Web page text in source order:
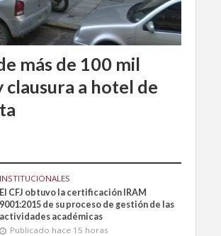
más de 100 mil
clausura a hotel de
INSTITUCIONALES
El CFJ obtuvo la certificación IRAM
9001:2015 de su proceso de gestión de las
actividades académicas
Publicado hace 15 horas